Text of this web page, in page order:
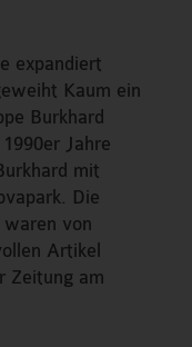
expandiert
Kaum ein
Burkhard
Jahre
mit
Die
von
Artikel
Zeitung am